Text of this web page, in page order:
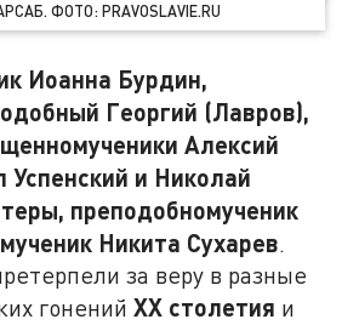
ФОТО: PRAVOSLAVIE.RU
Иоанна Бурдин,
Георгий (Лавров),
Алексий
Успенский и Николай
преподобномученик
Никита Сухарев.
за веру в разные
гоненийXX столетия и